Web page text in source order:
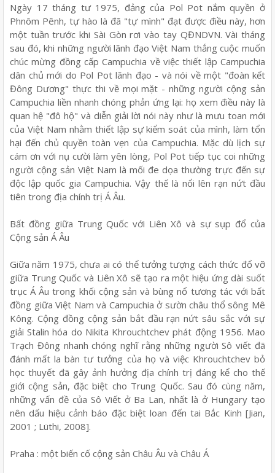
Ngày 17 tháng tư 1975, đảng của Pol Pot nắm quyền ở
Phnôm Pênh, tự hào là đã "tự mình" đạt được điều này, hơn
một tuần trước khi Sài Gòn rơi vào tay QĐNDVN. Vài tháng
sau đó, khi những người lãnh đạo Việt Nam thắng cuộc muốn
chúc mừng đồng cấp Campuchia về việc thiết lập Campuchia
dân chủ mới do Pol Pot lãnh đạo - và nói về một "đoàn kết
Đông Dương" thực thi về mọi mặt - những người cộng sản
Campuchia liền nhanh chóng phản ứng lại: họ xem điều này là
quan hệ "đô hộ" và diễn giải lời nói này như là mưu toan mới
của Việt Nam nhằm thiết lập sự kiểm soát của mình, làm tổn
hại đến chủ quyền toàn vẹn của Campuchia. Mặc dù lịch sự
cám ơn với nụ cười làm yên lòng, Pol Pot tiếp tục coi những
người cộng sản Việt Nam là mối đe dọa thường trực đến sự
độc lập quốc gia Campuchia. Vậy thế là nổi lên rạn nứt đầu
tiên trong địa chính trị Á Âu.
Bất đồng giữa Trung Quốc với Liên Xô và sự sụp đổ của
Cộng sản Á Âu
Giữa năm 1975, chưa ai có thể tưởng tượng cách thức đổ vỡ
giữa Trung Quốc và Liên Xô sẽ tạo ra một hiệu ứng dài suốt
trục Á Âu trong khối cộng sản và bùng nổ tương tác với bất
đồng giữa Việt Nam và Campuchia ở sườn châu thổ sông Mê
Kông. Cộng đồng cộng sản bắt đầu rạn nứt sâu sắc với sự
giải Stalin hóa do Nikita Khrouchtchev phát động 1956. Mao
Trạch Đông nhanh chóng nghĩ rằng những người Sô viết đã
đánh mất la bàn tư tưởng của họ và việc Khrouchtchev bỏ
học thuyết đã gây ảnh hưởng địa chính trị đáng kể cho thế
giới cộng sản, đặc biệt cho Trung Quốc. Sau đó cùng năm,
những vấn đề của Sô Viết ở Ba Lan, nhất là ở Hungary tạo
nên dấu hiệu cảnh báo đặc biệt loan đến tai Bắc Kinh [Jian,
2001 ; Lüthi, 2008].
Praha : một biến cố cộng sản Châu Âu và Châu Á